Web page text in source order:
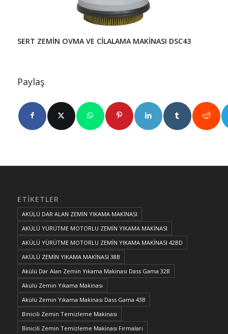
SERT ZEMİN OVMA VE CİLALAMA MAKİNASI DSC43
Paylaş
ETIKETLER
AKÜLÜ DAR ALAN ZEMİN YIKAMA MAKİNASI
AKÜLÜ YÜRÜTME MOTORLU ZEMİN YIKAMA MAKİNASI
AKÜLÜ YÜRÜTME MOTORLU ZEMİN YIKAMA MAKİNASI 42BD
AKÜLÜ ZEMİN YIKAMA MAKİNASI 38B
Akülü Dar Alan Zemin Yıkama Makinası Dass Gama 32B
Akülü Zemin Yıkama Makinası
Akülü Zemin Yıkama Makinası Dass Gama 43B
Binicili Zemin Temizleme Makinası
Binicili Zemin Temizleme Makinası Firmaları